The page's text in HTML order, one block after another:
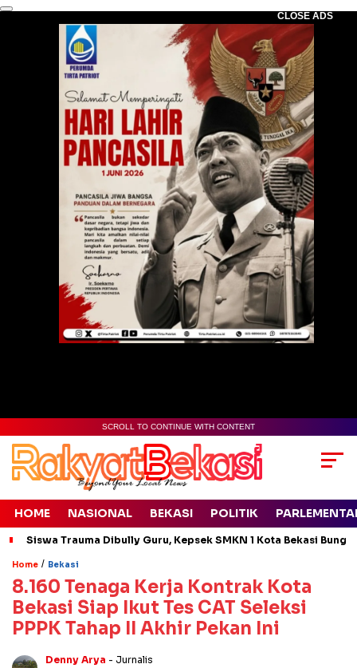
CLOSE ADS
SCROLL TO CONTINUE WITH CONTENT
HOME NASIONAL BEKASI POLITIK
Siswa Trauma Dibully Guru, Kepsek SMKN 1 Kota Bekasi
Home / Bekasi
8.160 Tenaga Kerja Kontrak Kota
Bekasi Siap Ikut Tes CAT Seleksi
PPPK Tahap II Akhir Pekan Ini
Denny Arya - Jurnalis